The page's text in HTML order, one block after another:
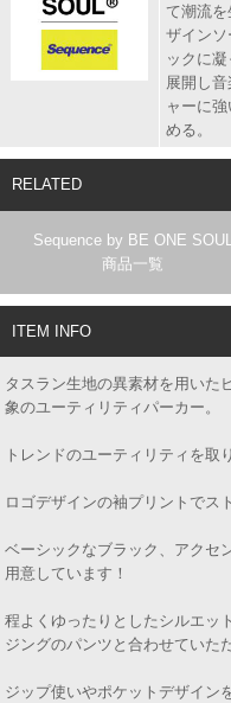
て潮流
ザインソ
ックに
展開し
ャーに
める。
RELATED
Sequence by BE ONE SOUL
商品一覧
ITEM INFO
タスラン生地の異素材を用いた
象のユーティリティパーカー。
トレンドのユーティリティを取
ロゴデザインの袖プリントでス
ベーシックなブラック、アクセ
用意しています！
程よくゆったりとしたシルエッ
ジングのパンツと合わせていた
ジップ使いやポケットデザイン